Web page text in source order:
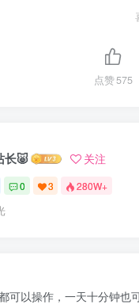
点赞575
长🐷 关注
0 3 280W+
可以操作，一天十分钟也